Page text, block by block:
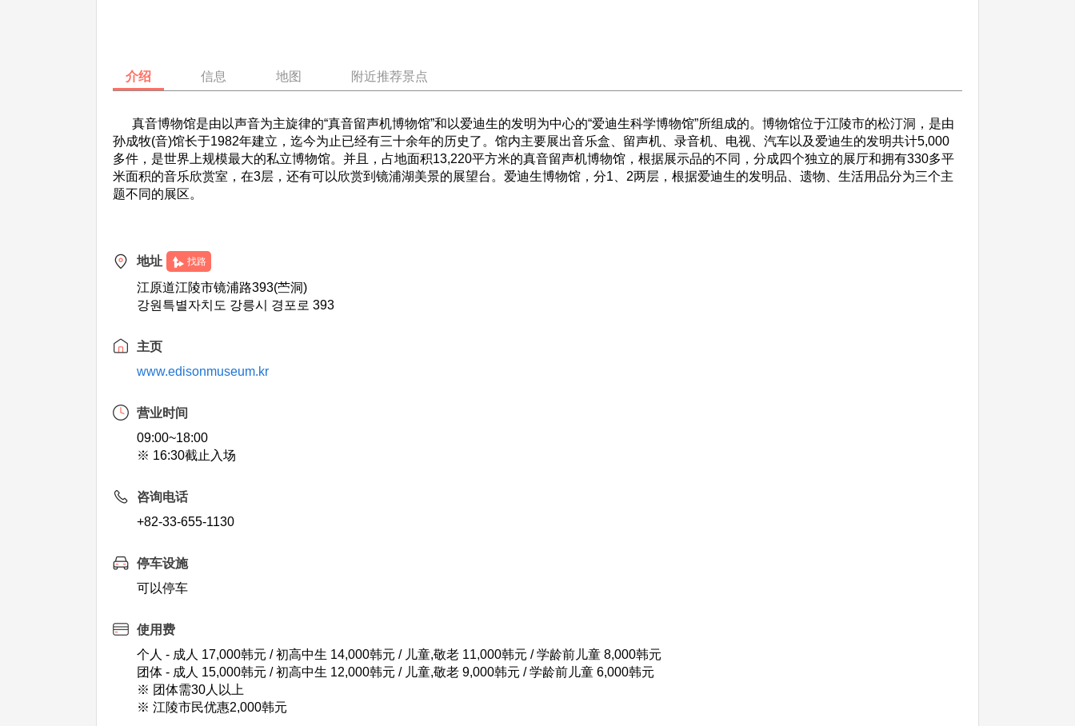
介绍 信息 地图 附近推荐景点
真音博物馆是由以声音为主旋律的“真音留声机博物馆”和以爱迪生的发明为中心的“爱迪生科学博物馆”所组成的。博物馆位于江陵市的松汀洞，是由
孙成牧(音)馆长于1982年建立，迄今为止已经有三十余年的历史了。馆内主要展出音乐盒、留声机、录音机、电视、汽车以及爱迪生的发明共计5,000
多件，是世界上规模最大的私立博物馆。并且，占地面积13,220平方米的真音留声机博物馆，根据展示品的不同，分成四个独立的展厅和拥有330多平
米面积的音乐欣赏室，在3层，还有可以欣赏到镜浦湖美景的展望台。爱迪生博物馆，分1、2两层，根据爱迪生的发明品、遗物、生活用品分为三个主
题不同的展区。
地址 找路
江原道江陵市镜浦路393(苎洞)
강원특별자치도 강릉시 경포로 393
主页
www.edisonmuseum.kr
营业时间
09:00~18:00
※ 16:30截止入场
咨询电话
+82-33-655-1130
停车设施
可以停车
使用费
个人 - 成人 17,000韩元 / 初高中生 14,000韩元 / 儿童,敬老 11,000韩元 / 学龄前儿童 8,000韩元
团体 - 成人 15,000韩元 / 初高中生 12,000韩元 / 儿童,敬老 9,000韩元 / 学龄前儿童 6,000韩元
※ 团体需30人以上
※ 江陵市民优惠2,000韩元